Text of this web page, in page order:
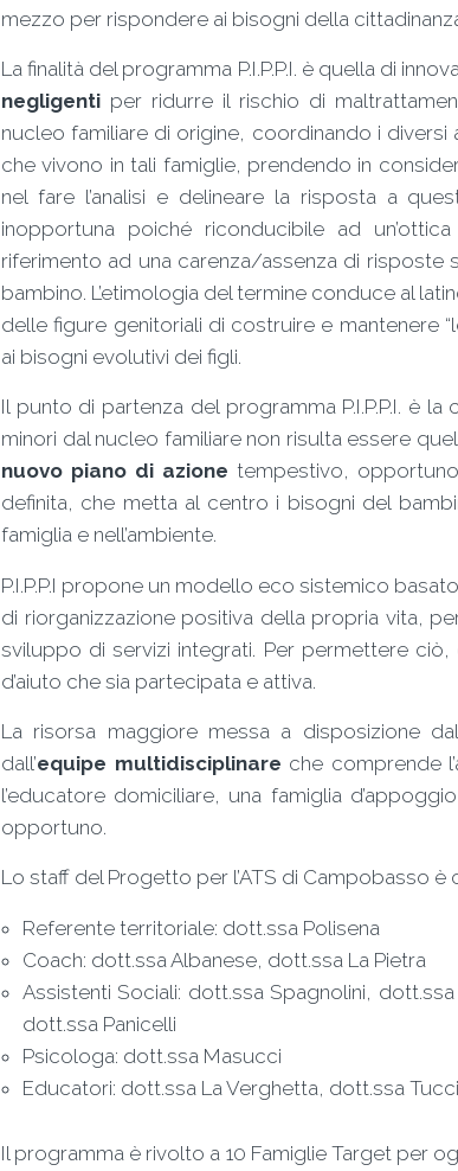
mezzo per rispondere ai bisogni della
La finalità del programma P.I.P.P.I. è quella di
negligenti per ridurre il rischio di
nucleo familiare di origine, coordinando i
che vivono in tali famiglie, prendendo in
nel fare l’analisi e delineare la risposta a
inopportuna poiché riconducibile ad
riferimento ad una carenza/assenza di risposte
bambino. L’etimologia del termine conduce al
delle figure genitoriali di costruire e mantenere
ai bisogni evolutivi dei figli.
Il punto di partenza del programma P.I.P.P.I. è
minori dal nucleo familiare non risulta essere
nuovo piano di azione tempestivo,
definita, che metta al centro i bisogni del
famiglia e nell’ambiente.
P.I.P.P.I propone un modello eco sistemico
di riorganizzazione positiva della propria vita,
sviluppo di servizi integrati. Per permettere
d’aiuto che sia partecipata e attiva.
La risorsa maggiore messa a disposizione
dall’equipe multidisciplinare che comprende
l’educatore domiciliare, una famiglia
opportuno.
Lo staff del Progetto per l’ATS di Campobasso
Referente territoriale: dott.ssa Polisena
Coach: dott.ssa Albanese, dott.ssa La Pietra
Assistenti Sociali: dott.ssa Spagnolini,
dott.ssa Panicelli
Psicologa: dott.ssa Masucci
Educatori: dott.ssa La Verghetta, dott.ssa
Il programma è rivolto a 10 Famiglie Target per